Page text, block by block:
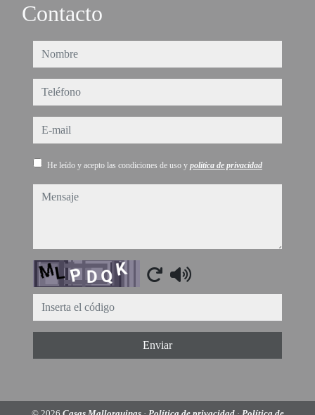
Contacto
nombre
teléfono
e-mail
He leído y acepto las condiciones de uso y política de privacidad
mensaje
Captcha
Enviar